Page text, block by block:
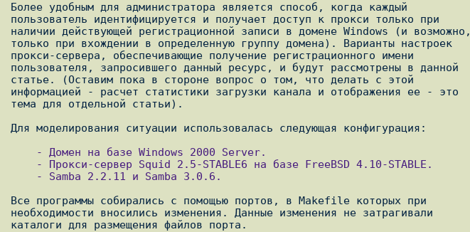
Более удобным для администратора является способ, когда каждый
пользователь идентифицируется и получает доступ к прокси только при
наличии действующей регистрационной записи в домене Windows (и возможно,
только при вхождении в определенную группу домена). Варианты настроек
прокси-сервера, обеспечивающие получение регистрационного имени
пользователя, запросившего данный ресурс, и будут рассмотрены в данной
статье. (Оставим пока в стороне вопрос о том, что делать с этой
информацией - расчет статистики загрузки канала и отображения ее - это
тема для отдельной статьи).
Все программы собирались с помощью портов, в Makefile которых при
необходимости вносились изменения. Данные изменения не затрагивали
каталоги для размещения файлов порта.